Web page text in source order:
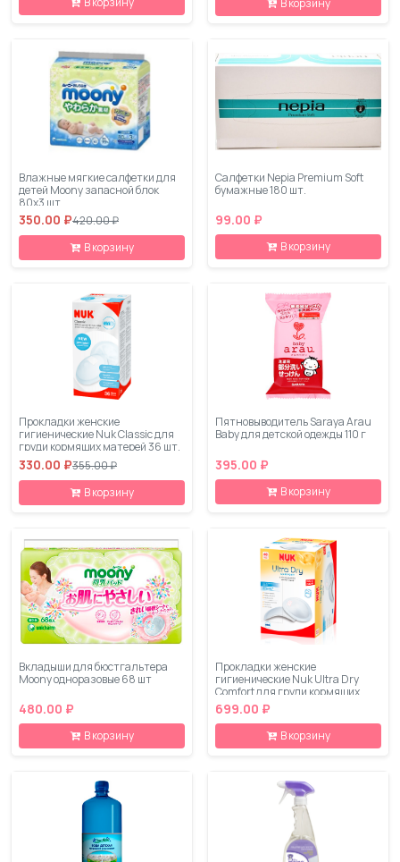
В корзину
Влажные мягкие салфетки для
детей Moony запасной блок
80х3 шт
350.00 ₽420.00 ₽
В корзину
Салфетки Nepia Premium Soft
бумажные 180 шт.
99.00 ₽
В корзину
Прокладки женские
гигиенические Nuk Classic для
груди кормящих матерей 36 шт.
330.00 ₽355.00 ₽
В корзину
Пятновыводитель Saraya Arau
Baby для детской одежды 110 г
395.00 ₽
В корзину
Вкладыши для бюстгальтера
Moony одноразовые 68 шт
480.00 ₽
В корзину
Прокладки женские
гигиенические Nuk Ultra Dry
Comfort для груди кормящих
матерей 60 шт
699.00 ₽
В корзину